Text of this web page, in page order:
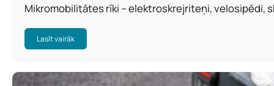
Mikromobilitātes rīki – elektroskrejriteņi, velosipēdi,
Lasīt vairāk